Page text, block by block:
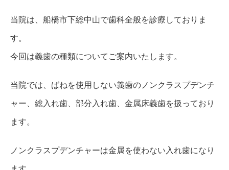
当院は、船橋市下総中山で歯科全般を診療しておりま
す。
今回は義歯の種類についてご案内いたします。
当院では、ばねを使用しない義歯のノンクラスプデンチ
ャー、総入れ歯、部分入れ歯、金属床義歯を扱っており
ます。
ノンクラスプデンチャーは金属を使わない入れ歯になり